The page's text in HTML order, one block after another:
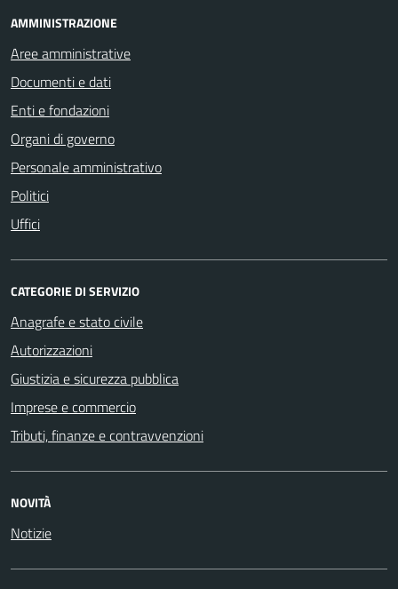
AMMINISTRAZIONE
Aree amministrative
Documenti e dati
Enti e fondazioni
Organi di governo
Personale amministrativo
Politici
Uffici
CATEGORIE DI SERVIZIO
Anagrafe e stato civile
Autorizzazioni
Giustizia e sicurezza pubblica
Imprese e commercio
Tributi, finanze e contravvenzioni
NOVITÀ
Notizie